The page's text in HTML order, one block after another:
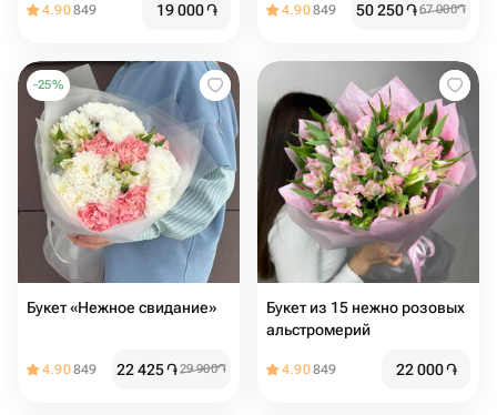
4.90849 19 000֏ 4.90849 50 250֏67 000֏
-25%
Букет «Нежное свидание»
4.90849 22 425֏29 900֏
Букет из 15 нежно розовых
альстромерий
4.90849 22 000֏